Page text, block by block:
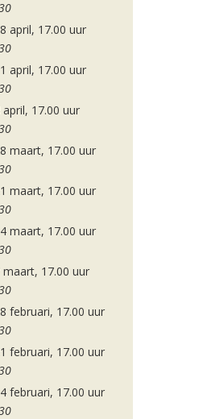
april, 17.00 uur
april, 17.00 uur
17.00 uur
maart, 17.00 uur
maart, 17.00 uur
maart, 17.00 uur
17.00 uur
februari, 17.00 uur
februari, 17.00 uur
februari, 17.00 uur